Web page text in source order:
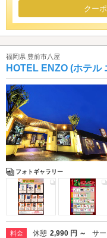
クー
福岡県 豊前市八屋
HOTEL ENZO (ホテル
フォトギャラリー
料金 休憩 2,990 円 ～ サ